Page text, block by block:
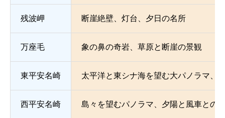
残波岬 断崖絶壁、灯台、夕日の名所
万座毛 象の鼻の奇岩、草原と断崖の景観
東平安名崎 太平洋と東シナ海を望む大パノラマ、
西平安名崎 島々を望むパノラマ、夕陽と風車との